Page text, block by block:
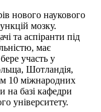
нового наукового
мозку.
та аспіранти під
має
участь у
Шотландія,
10 міжнародних
на базі кафедри
університету.